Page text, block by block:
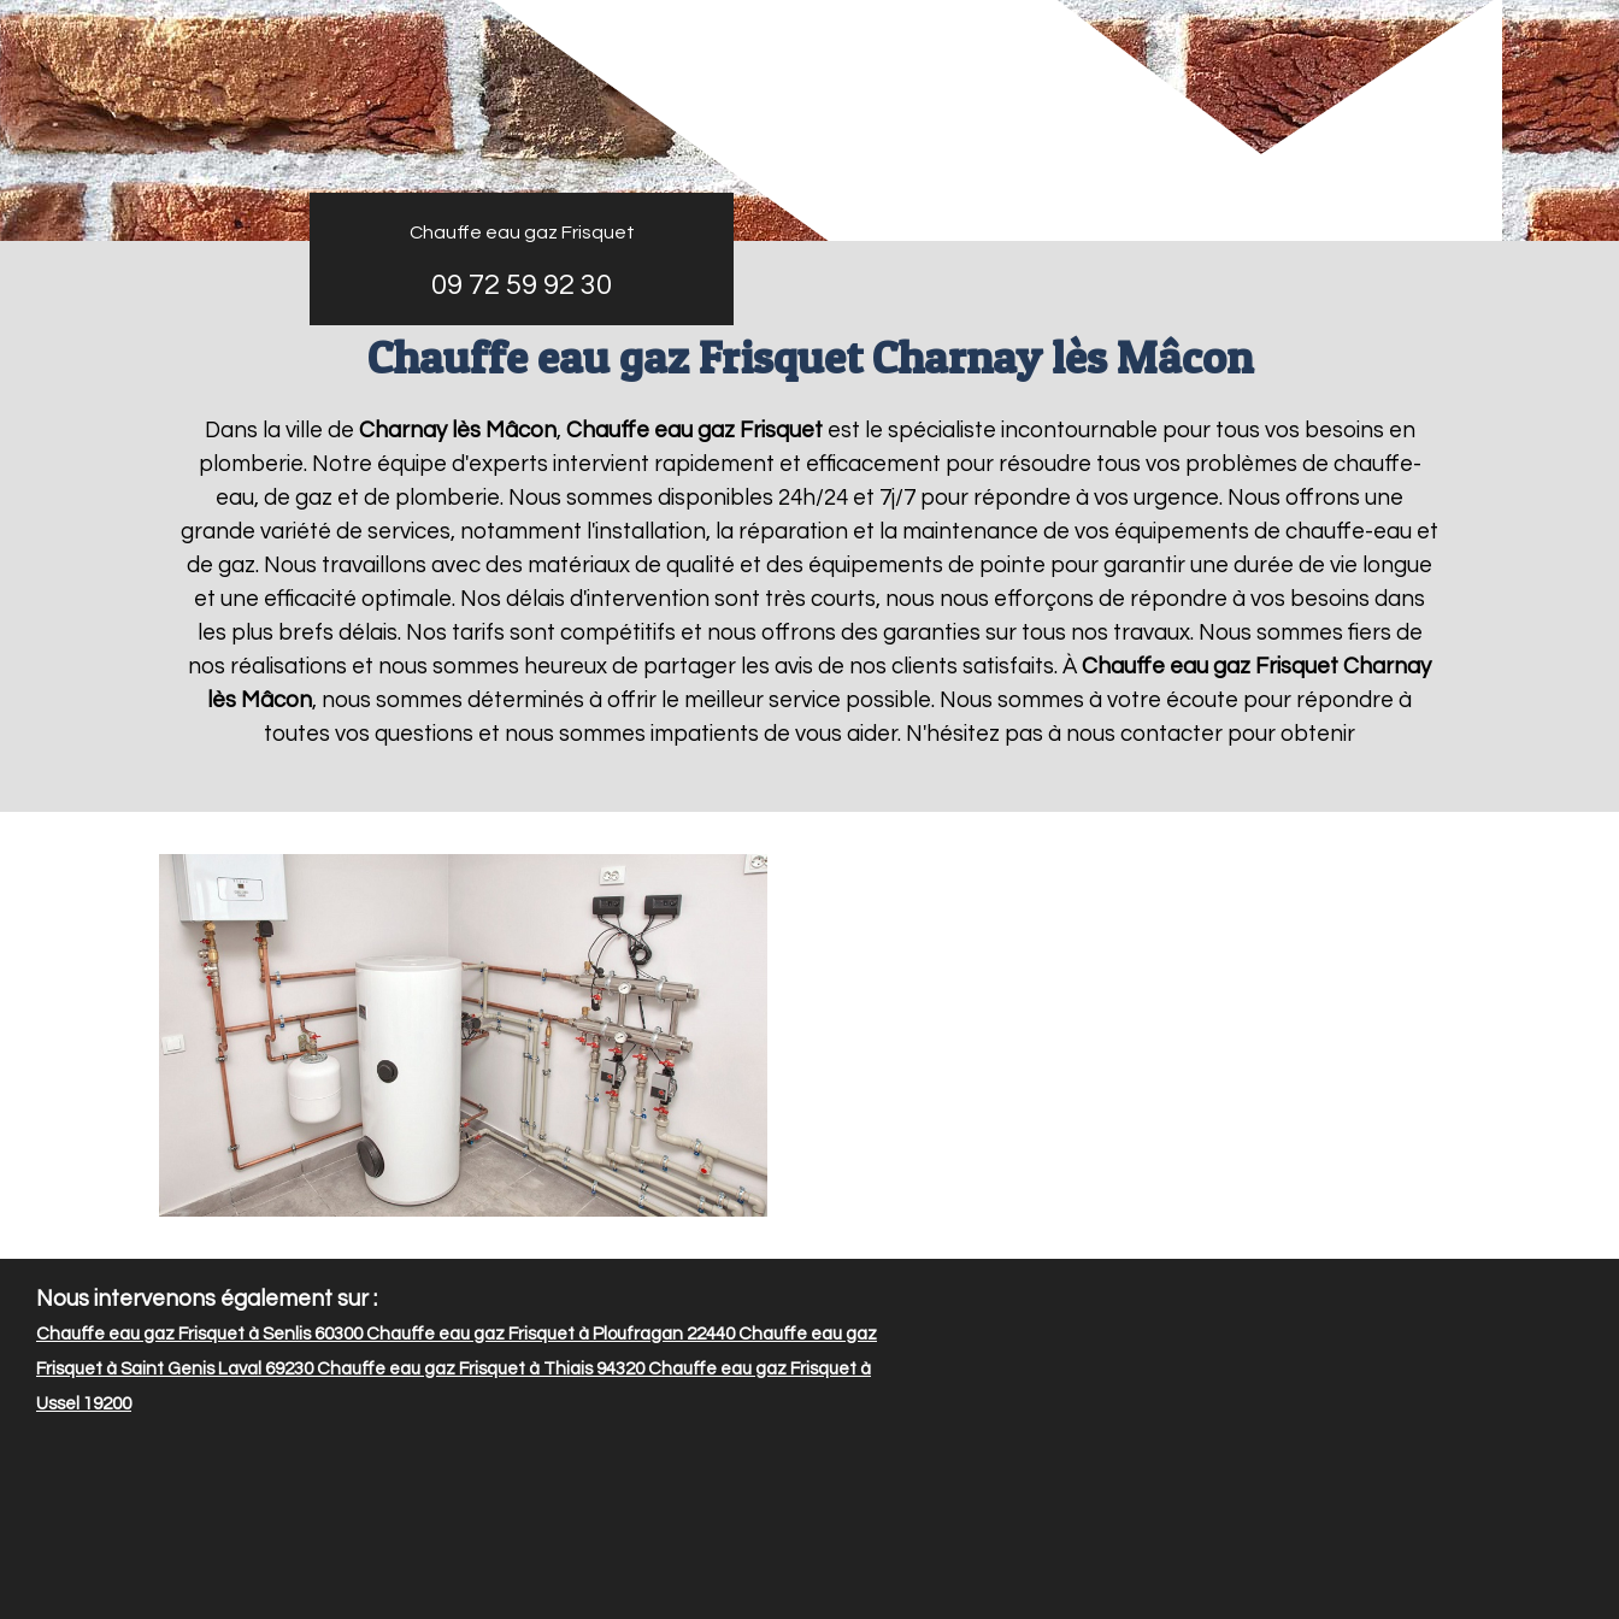
Chauffe eau gaz Frisquet
09 72 59 92 30
Chauffe eau gaz Frisquet Charnay lès Mâcon
Dans la ville de Charnay lès Mâcon, Chauffe eau gaz Frisquetest le spécialiste incontournable pour tous vos besoins en
plomberie. Notre équipe d'experts intervient rapidement et efficacement pour résoudre tous vos problèmes de chauffe-
eau, de gaz et de plomberie. Nous sommes disponibles 24h/24 et 7j/7 pour répondre à vos urgence. Nous offrons une
grande variété de services, notamment l'installation, la réparation et la maintenance de vos équipements de chauffe-eau et
de gaz. Nous travaillons avec des matériaux de qualité et des équipements de pointe pour garantir une durée de vie longue
et une efficacité optimale. Nos délais d'intervention sont très courts, nous nous efforçons de répondre à vos besoins dans
les plus brefs délais. Nos tarifs sont compétitifs et nous offrons des garanties sur tous nos travaux. Nous sommes fiers de
nos réalisations et nous sommes heureux de partager les avis de nos clients satisfaits. ÀChauffe eau gaz Frisquet Charnay
lès Mâcon, nous sommes déterminés à offrir le meilleur service possible. Nous sommes à votre écoute pour répondre à
toutes vos questions et nous sommes impatients de vous aider. N'hésitez pas à nous contacter pour obtenir
Nous intervenons également sur :
Chauffe eau gaz Frisquet à Senlis 60300Chauffe eau gaz Frisquet à Ploufragan 22440Chauffe eau gaz
Frisquet à Saint Genis Laval 69230Chauffe eau gaz Frisquet à Thiais 94320Chauffe eau gaz Frisquet à
Ussel 19200